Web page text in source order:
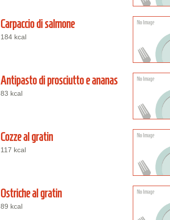
Carpaccio di salmone
184 kcal
Antipasto di prosciutto e ananas
83 kcal
Cozze al gratin
117 kcal
Ostriche al gratin
89 kcal